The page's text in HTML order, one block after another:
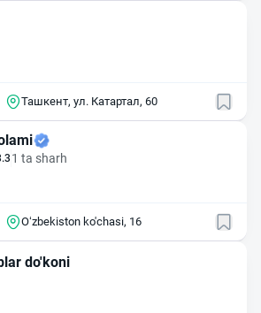
Ташкент, ул. Катартал, 60
1 ta sharh
O‘zbekiston ko'chasi, 16
do'koni